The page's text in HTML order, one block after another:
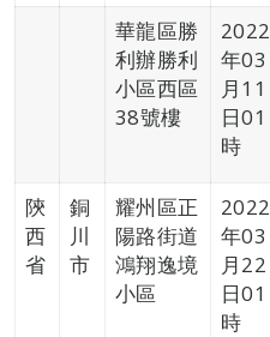
華龍區勝
利辦勝利
小區西區
38號樓
2022
年03
月11
日01
時
陝
西
省
銅
川
市
耀州區正
陽路街道
鴻翔逸境
小區
2022
年03
月22
日01
時